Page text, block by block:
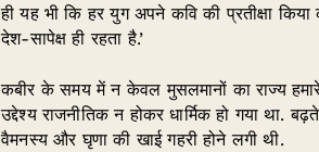
ही यह भी कि हर युग अपने कवि की प्रतीक्षा
देश-सापेक्ष ही रहता है.’
कबीर के समय में न केवल मुसलमानों का राज्य
उद्देश्य राजनीतिक न होकर धार्मिक हो गया था.
वैमनस्य और घृणा की खाई गहरी होने लगी थी.